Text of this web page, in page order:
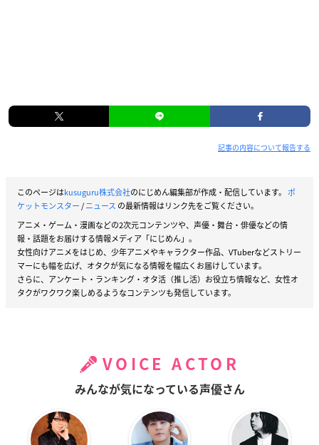
記事の内容について報告する
このページはkusuguru株式会社のにじめん編集部が作成・配信しています。 ポ
ケットモンスター/ニュース の最新情報はリンク先をご覧ください。
アニメ・ゲーム・漫画などの2次元コンテンツや、声優・舞台・俳優などの情
報・話題をお届けする情報メディア「にじめん」。
女性向けアニメをはじめ、少年アニメやキャラクター作品、VTuberなどストリー
マーにも幅を広げ、オタクが気になる情報を幅広くお届けしています。
さらに、アンケート・ランキング・オタ活（推し活）お役立ち情報など、女性オ
タクがワクワク楽しめるようなコンテンツも発信しています。
VOICE ACTOR
みんなが気になっている声優さん